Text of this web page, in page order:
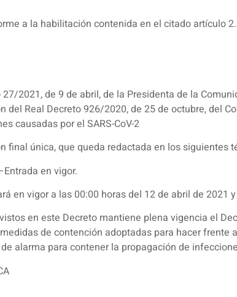
a la habilitación contenida en el citado artículo
2021, de 9 de abril, de la Presidenta de la
del Real Decreto 926/2020, de 25 de octubre, del
causadas por el SARS-CoV-2
final única, que queda redactada en los siguientes
en vigor.
en vigor a las 00:00 horas del 12 de abril de
en este Decreto mantiene plena vigencia el
de contención adoptadas para hacer frente
alarma para contener la propagación de